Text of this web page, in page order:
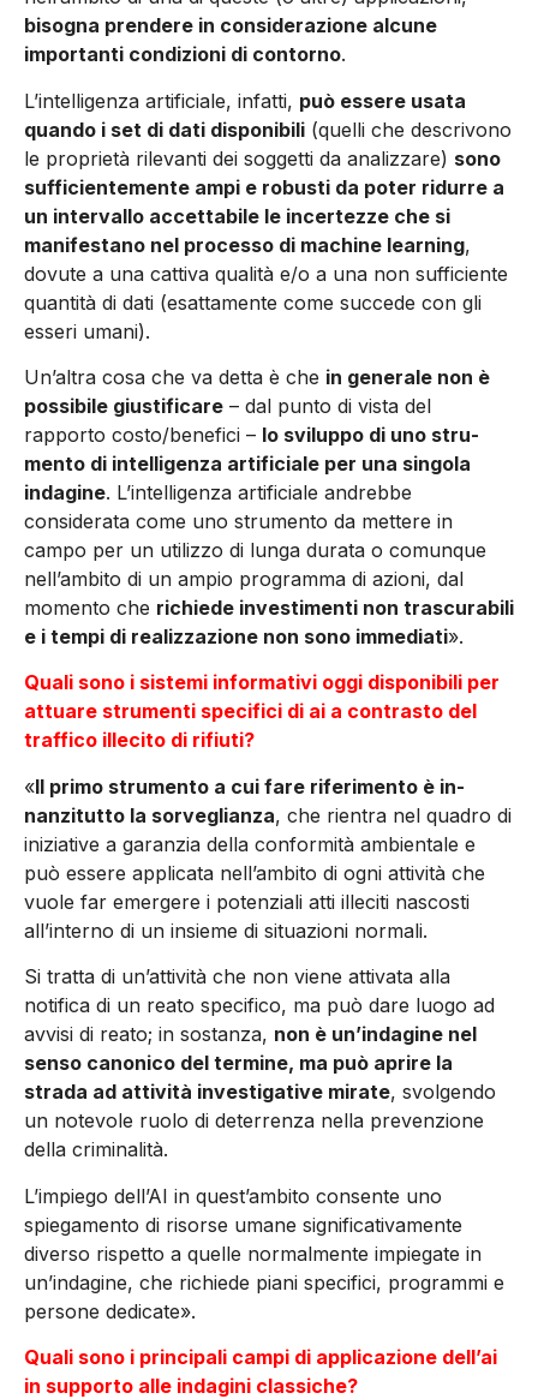
bisogna prendere in considerazione alcune
importanti condizioni di contorno.
L’intelligenza artificiale, infatti, può essere usata
quando i set di dati disponibili (quelli che descri­vono
le proprietà rilevanti dei soggetti da ana­lizzare) sono
sufficientemente ampi e robusti da poter ridurre a
un intervallo accettabile le incertezze che si
manifestano nel processo di machine learning,
dovute a una cattiva qualità e/o a una non sufficiente
quantità di dati (esatta­mente come succede con gli
esseri umani).
Un’altra cosa che va detta è che in generale non è
possibile giustificare – dal punto di vista del
rapporto costo/benefici – lo sviluppo di uno stru­
mento di intelligenza artificiale per una singo­la
indagine. L’intelligenza artificiale andrebbe
considerata come uno strumento da mettere in
campo per un utilizzo di lunga durata o co­munque
nell’ambito di un ampio programma di azioni, dal
momento che richiede investimenti non trascurabili
e i tempi di realizzazione non sono immediati».
Quali sono i sistemi informativi oggi disponibili per
attuare strumenti specifici di ai a contrasto del
traffico illecito di rifiuti?
«Il primo strumento a cui fare riferimento è in­
nanzitutto la sorveglianza, che rientra nel qua­dro di
iniziative a garanzia della conformità ambientale e
può essere applicata nell’ambito di ogni attività che
vuole far emergere i potenziali atti illeciti nascosti
all’interno di un insieme di situazioni normali.
Si tratta di un’attività che non viene attivata alla
notifica di un reato spe­cifico, ma può dare luogo ad
avvisi di reato; in sostanza, non è un’indagine nel
senso canonico del termine, ma può aprire la
strada ad attività investigative mirate, svolgendo
un notevole ruolo di deterrenza nella prevenzione
della crimina­lità.
L’impiego dell’AI in quest’ambito consente uno
spiegamento di risorse umane significati­vamente
diverso rispetto a quelle normalmente impiegate in
un’indagine, che richiede piani spe­cifici, programmi e
persone dedicate».
Quali sono i principali campi di applicazione dell’ai
in supporto alle indagini classiche?